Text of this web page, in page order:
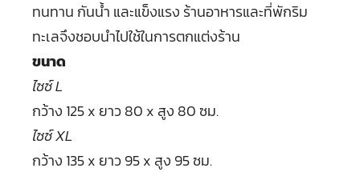
ทนทาน กันน้ำ และแข็งแรง ร้านอาหารและที่พักริม
ทะเลจึงชอบนำไปใช้ในการตกแต่งร้าน
ขนาด
ไซซ์ L
กว้าง 125 x ยาว 80 x สูง 80 ซม.
ไซซ์ XL
กว้าง 135 x ยาว 95 x สูง 95 ซม.